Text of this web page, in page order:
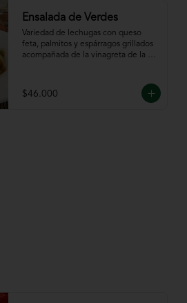
Ensalada de Verdes
Variedad de lechugas con queso
feta, palmitos y espárragos grillados
acompañada de la vinagreta de la
$46.000